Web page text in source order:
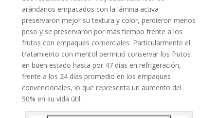
arándanos empacados con la lámina activa
preservaron mejor su textura y color, perdieron menos
peso y se preservaron por más tiempo frente a los
frutos con empaques comerciales. Particularmente el
tratamiento con mentol permitió conservar los frutos
en buen estado hasta por 47 días en refrigeración,
frente a los 24 días promedio en los empaques
convencionales, lo que representa un aumento del
50% en su vida útil.